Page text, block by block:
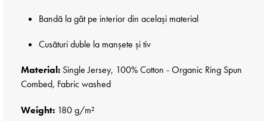
Bandă la gât pe interior din același material
Cusături duble la manșete și tiv
Material: Single Jersey, 100% Cotton - Organic Ring Spun
Combed, Fabric washed
Weight: 180 g/m²